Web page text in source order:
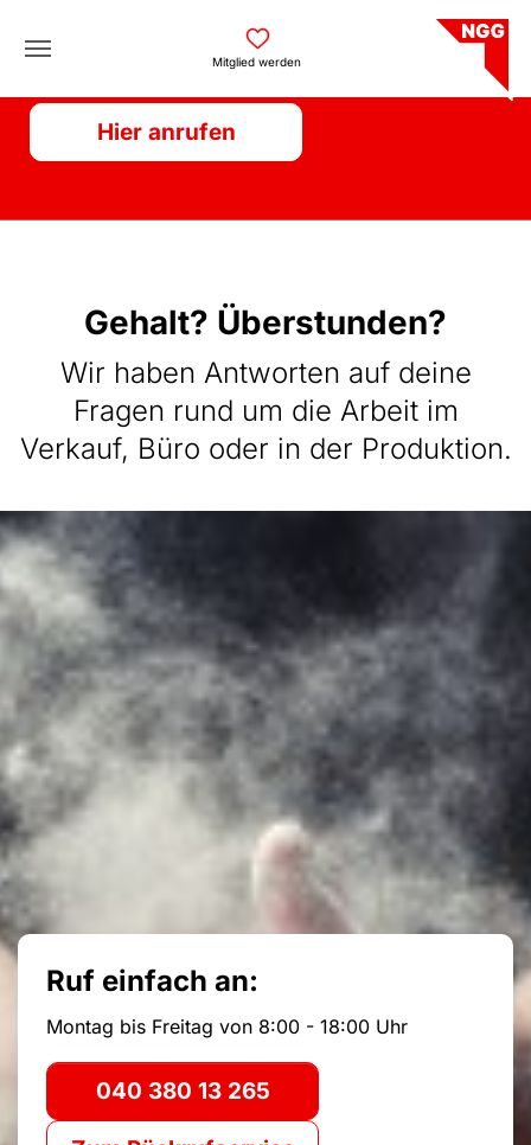
Mitglied werden
BÄCKER-HOTLINE
BÄCKER-HOTLINE
Hier anrufen
Gehalt? Überstunden?
Wir haben Antworten auf deine
Fragen rund um die Arbeit im
Verkauf, Büro oder in der Produktion.
Ruf einfach an:
Montag bis Freitag von 8:00 - 18:00 Uhr
040 380 13 265